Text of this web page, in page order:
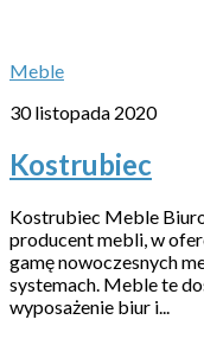
Meble
30 listopada 2020
Kostrubiec
Kostrubiec Meble
producent mebli, w
gamę nowoczesnych
systemach. Meble te
wyposażenie biur i...